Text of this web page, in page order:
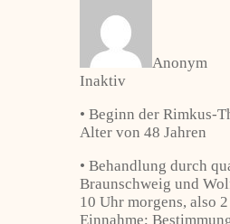
Anonym
Inaktiv
• Beginn der Rimkus-
Alter von 48 Jahren
• Behandlung durch
Braunschweig und
10 Uhr morgens, also
Einnahme;